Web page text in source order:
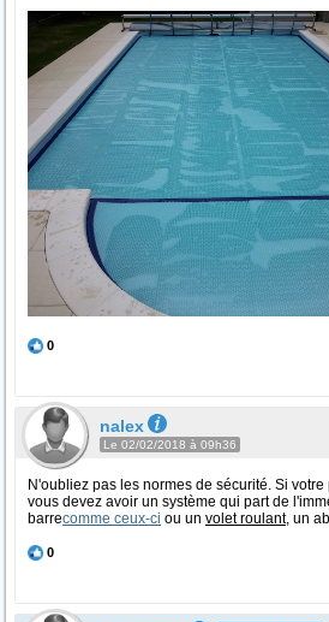
0
nalex
Le 02/02/2018 à 09h36
N'oubliez pas les normes de sécurité. Si
vous devez avoir un système qui part de
barrecomme ceux-ci ou un volet roulant, un
0